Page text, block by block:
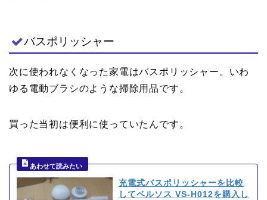
バスポリッシャー
次に使われなくなった家電はバスポリッシャー。いわ
ゆる電動ブラシのような掃除用品です。
買った当初は便利に使っていたんです。
充電式バスポリッシャーを比較
してベルソス VS-H012を購入し